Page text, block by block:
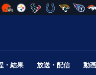
・結果 放送・配信 動画